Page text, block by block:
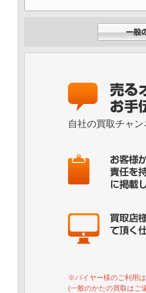
自社の買取チャ
※バイヤー様のご利用
(一般のかたの買取はご